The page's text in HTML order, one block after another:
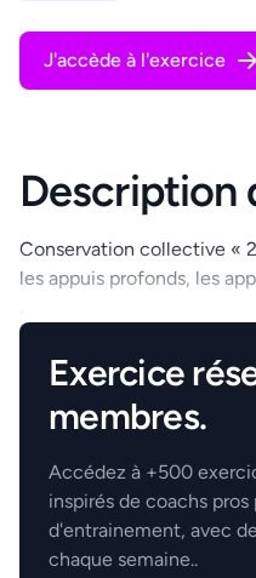
J'accède à l'exercice
Description
Conservation collective «
les appuis profonds, les
.
Exercice
membres.
Accédez à +500
inspirés de coachs
d'entrainement, avec
chaque semaine..